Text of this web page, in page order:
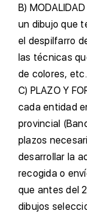
B)
un dibujo que
el despilfarro
las técnicas
de colores, etc.
C) PLAZO Y
cada entidad
provincial
plazos
desarrollar la
recogida o
que antes del
dibujos